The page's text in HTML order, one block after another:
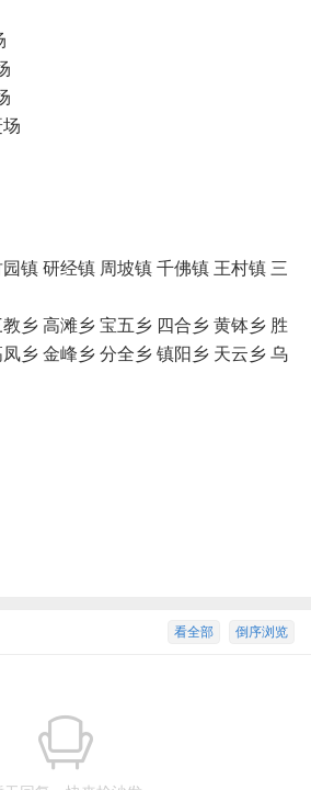
镇 研经镇 周坡镇 千佛镇 王村镇 三
乡 高滩乡 宝五乡 四合乡 黄钵乡 胜
乡 金峰乡 分全乡 镇阳乡 天云乡 乌
倒序浏览
看全部